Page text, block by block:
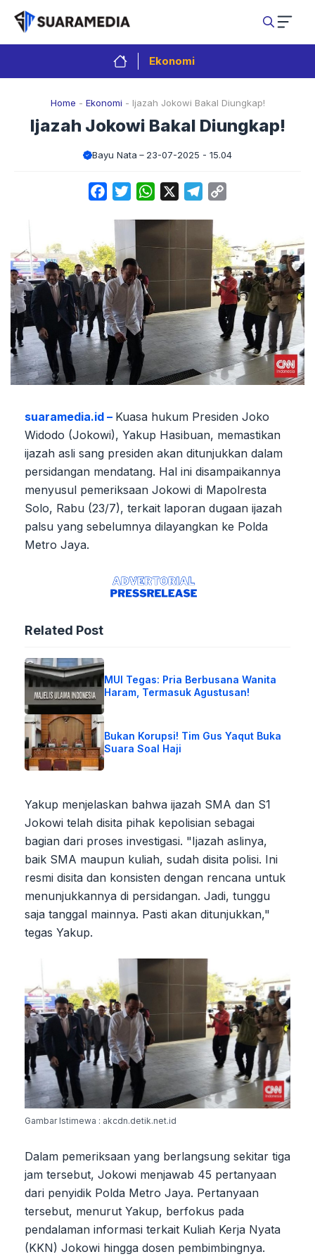
Langsung
isi
Ekonomi
Home - Ekonomi - Ijazah Jokowi Bakal Diungkap!
Ijazah Jokowi Bakal Diungkap!
Bayu Nata 23-07-2025 - 15.04
FacebookTwitterWhatsApp Telegram
suaramedia.id – Kuasa hukum Presiden Joko
Widodo (Jokowi), Yakup Hasibuan, memastikan
ijazah asli sang presiden akan ditunjukkan dalam
persidangan mendatang. Hal ini disampaikannya
menyusul pemeriksaan Jokowi di Mapolresta
Solo, Rabu (23/7), terkait laporan dugaan ijazah
palsu yang sebelumnya dilayangkan ke Polda
Metro Jaya.
Related Post
MUI Tegas: Pria Berbusana Wanita
Haram, Termasuk Agustusan!
Bukan Korupsi! Tim Gus Yaqut Buka
Suara Soal Haji
Yakup menjelaskan bahwa ijazah SMA dan S1
Jokowi telah disita pihak kepolisian sebagai
bagian dari proses investigasi. "Ijazah aslinya,
baik SMA maupun kuliah, sudah disita polisi. Ini
resmi disita dan konsisten dengan rencana untuk
menunjukkannya di persidangan. Jadi, tunggu
saja tanggal mainnya. Pasti akan ditunjukkan,"
tegas Yakup.
Gambar Istimewa : akcdn.detik.net.id
Dalam pemeriksaan yang berlangsung sekitar tiga
jam tersebut, Jokowi menjawab 45 pertanyaan
dari penyidik Polda Metro Jaya. Pertanyaan
tersebut, menurut Yakup, berfokus pada
pendalaman informasi terkait Kuliah Kerja Nyata
(KKN) Jokowi hingga dosen pembimbingnya.